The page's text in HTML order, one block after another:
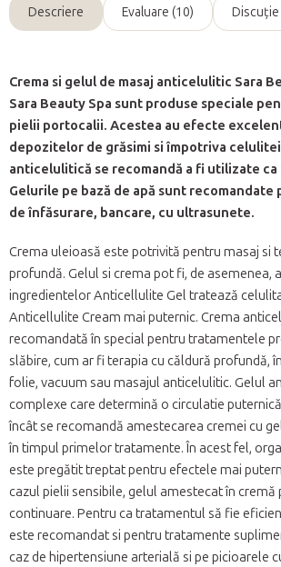
Descriere Evaluare (10) Discuţie
Crema si gelul de masaj anticelulitic Sara
Sara Beauty Spa sunt produse speciale
pielii portocalii. Acestea au efecte
depozitelor de grăsimi si împotriva
anticelulitică se recomandă a fi utilizate
Gelurile pe bază de apă sunt
de înfăsurare, bancare, cu ultrasunete.
Crema uleioasă este potrivită pentru masaj si
profundă. Gelul si crema pot fi, de asemenea,
ingredientelor Anticellulite Gel tratează
Anticellulite Cream mai puternic. Crema
recomandată în special pentru tratamentele
slăbire, cum ar fi terapia cu căldură profundă,
folie, vacuum sau masajul anticelulitic. Gelul
complexe care determină o circulatie
încât se recomandă amestecarea cremei cu
în timpul primelor tratamente. În acest fel,
este pregătit treptat pentru efectele mai
cazul pielii sensibile, gelul amestecat în
continuare. Pentru ca tratamentul să fie
este recomandat si pentru tratamente
caz de hipertensiune arterială si pe picioarele